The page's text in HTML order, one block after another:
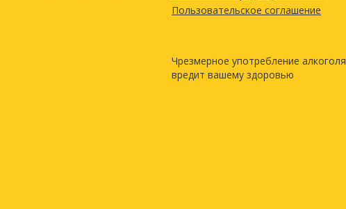
Посмотреть рецепт полностью
Пользовательское соглашение
Чрезмерное употребление алкоголя
вредит вашему здоровью